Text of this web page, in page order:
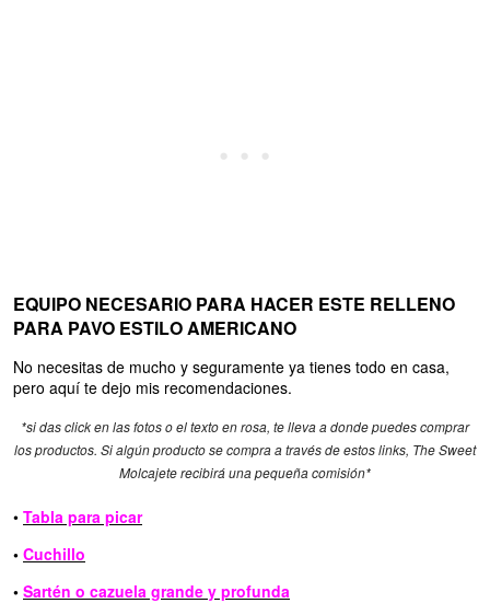
EQUIPO NECESARIO PARA HACER ESTE RELLENO
PARA PAVO ESTILO AMERICANO
No necesitas de mucho y seguramente ya tienes todo en casa,
pero aquí te dejo mis recomendaciones.
*si das click en las fotos o el texto en rosa, te lleva a donde puedes comprar
los productos. Si algún producto se compra a través de estos links, The Sweet
Molcajete recibirá una pequeña comisión*
• Tabla para picar
• Cuchillo
• Sartén o cazuela grande y profunda